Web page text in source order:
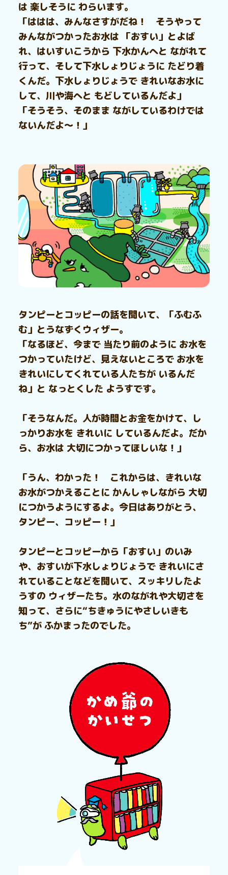
は 楽しそうに わらいます。
「ははは、みんなさすがだね！ そうやって
みんながつかったお水は 「おすい」とよば
れ、はいすいこうから 下水かんへと ながれて
行って、そして下水しょりじょうに たどり着
くんだ。下水しょりじょうで きれいなお水に
して、川や海へと もどしているんだよ」
「そうそう、そのまま ながしているわけでは
ないんだよ～！」
タンピーとコッピーの話を聞いて、「ふむふ
む」とうなずくウィザー。
「なるほど、今まで 当たり前のように お水を
つかっていたけど、見えないところで お水を
きれいにしてくれている人たちが いるんだ
ね」と なっとくした ようすです。
「そうなんだ。人が時間とお金をかけて、し
っかりお水を きれいに しているんだよ。だか
ら、お水は 大切につかってほしいな！」
「うん、わかった！ これからは、きれいな
お水がつかえることに かんしゃしながら 大切
につかうようにするよ。今日はありがとう、
タンピー、コッピー！」
タンピーとコッピーから「おすい」のいみ
や、おすいが下水しょりじょうで きれいにさ
れていることなどを聞いて、スッキリしたよ
うすの ウィザーたち。水のながれや大切さを
知って、さらに“ちきゅうにやさしいきも
ち”が ふかまったのでした。